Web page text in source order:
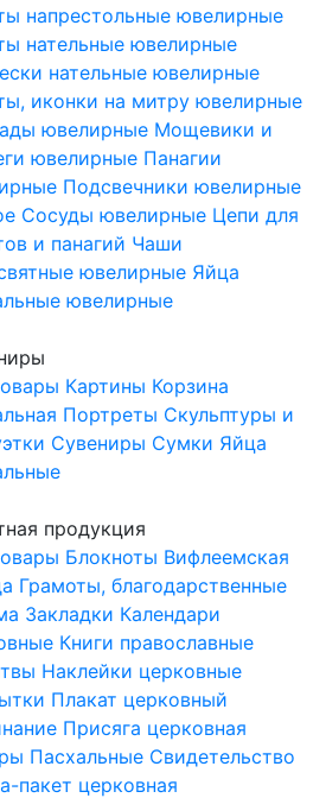
напрестольные ювелирные
нательные ювелирные
нательные ювелирные
иконки на митру ювелирные
ювелирные Мощевики и
ювелирные Панагии
Подсвечники ювелирные
Сосуды ювелирные Цепи для
и панагий Чаши
ювелирные Яйца
ювелирные
Картины Корзина
Портреты Скульптуры и
Сувениры Сумки Яйца
продукция
Блокноты Вифлеемская
Грамоты, благодарственные
Закладки Календари
Книги православные
Наклейки церковные
Плакат церковный
Присяга церковная
Пасхальные Свидетельство
пакет церковная